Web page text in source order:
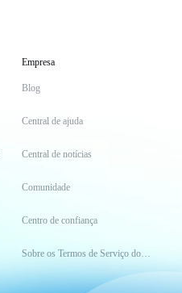
Empresa
Blog
Central de ajuda
Central de notícias
Comunidade
Centro de confiança
Sobre os Termos de Serviço do CapCut